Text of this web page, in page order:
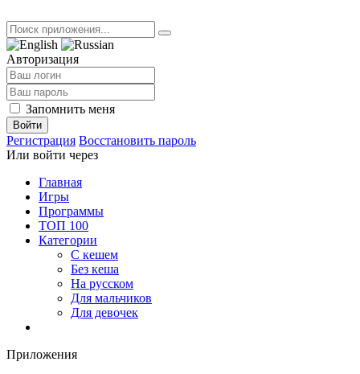
Авторизация
Запомнить меня
Войти
Регистрация Восстановить пароль
Или войти через
Главная
Игры
Программы
ТОП 100
Категории
С кешем
Без кеша
На русском
Для мальчиков
Для девочек
Приложения